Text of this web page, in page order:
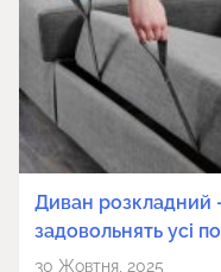
Диван розкладний
задовольнять усі
30 Жовтня, 2025